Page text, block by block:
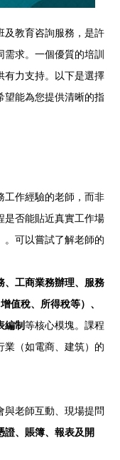
及教育咨詢服務，是許
求。一個優質的培訓
有力支持。以下是選擇
望能為您提供清晰的指
工作經驗的老師，而非
是否能貼近真實工作場
。可以嘗試了解老師的
、工商業務辦理、服務
值稅、所得稅等）、
編制等核心模塊。課程
業（如電商、建筑）的
與老師互動、現場提問
證、賬簿、報表及開